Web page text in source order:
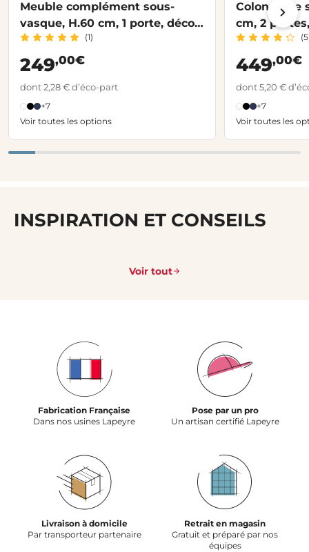
Meuble complément sous-
vasque, H.60 cm, 1 porte, décor
verni laqué FORMEO
(1)
249,00€
dont 2,28 € d’éco-part
+7
Voir toutes les options
Colonne de
cm, 2
FORMEO
449,00€
dont 5,20 €
+7
Voir toutes les
INSPIRATION ET CONSEILS
Voir tout
Fabrication Française
Dans nos usines Lapeyre
Pose par un pro
Un artisan certifié Lapeyre
Livraison à domicile
Par transporteur partenaire
Retrait en magasin
Gratuit et préparé par nos
équipes